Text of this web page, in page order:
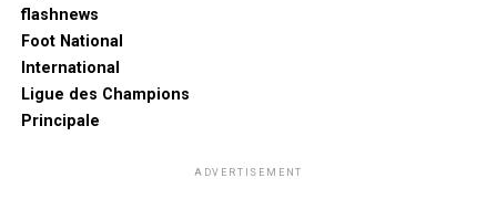
flashnews
Foot National
International
Ligue des Champions
Principale
ADVERTISEMENT